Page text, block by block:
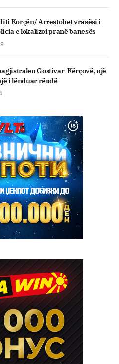
Korçën/ Arrestohet vrasësi i
e lokalizoi pranë banesës
Gostivar-Kërçovë, një
i lënduar rëndë